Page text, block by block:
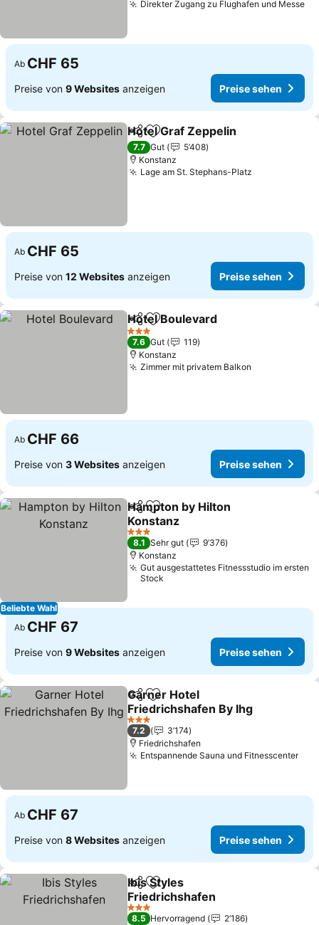
Direkter Zugang zu Flughafen und Messe
Ab CHF 65
Preise von 9 Websites anzeigen Preise sehen
TeilenZu Favoriten hinzufügen
Hotel Graf Zeppelin
7.7 Gut
5’408
Konstanz
Lage am St. Stephans-Platz
Ab CHF 65
Preise von 12 Websites anzeigen Preise sehen
TeilenZu Favoriten hinzufügen
Hotel Boulevard
3 Sterne
7.6 Gut
119
Konstanz
Zimmer mit privatem Balkon
Ab CHF 66
Preise von 3 Websites anzeigen Preise sehen
Beliebte Wahl
TeilenZu Favoriten hinzufügen
Hampton by Hilton
Konstanz
3 Sterne
8.1 Sehr gut
9’376
Konstanz
Gut ausgestattetes Fitnessstudio im ersten
Stock
Ab CHF 67
Preise von 9 Websites anzeigen Preise sehen
TeilenZu Favoriten hinzufügen
Garner Hotel
Friedrichshafen By Ihg
3 Sterne
7.2
3’174
Friedrichshafen
Entspannende Sauna und Fitnesscenter
Ab CHF 67
Preise von 8 Websites anzeigen Preise sehen
TeilenZu Favoriten hinzufügen
Ibis Styles
Friedrichshafen
3 Sterne
8.5 Hervorragend
2’186